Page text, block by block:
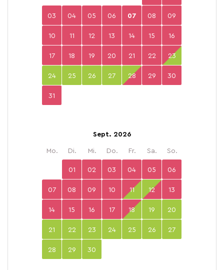
03 04 05 06 07 08 09
10 11 12 13 14 15 16
17 18 19 20 21 22 23
24 25 26 27 28 29 30
31
Sept. 2026
Mo. Di. Mi. Do. Fr. Sa. So.
01 02 03 04 05 06
07 08 09 10 11 12 13
14 15 16 17 18 19 20
21 22 23 24 25 26 27
28 29 30